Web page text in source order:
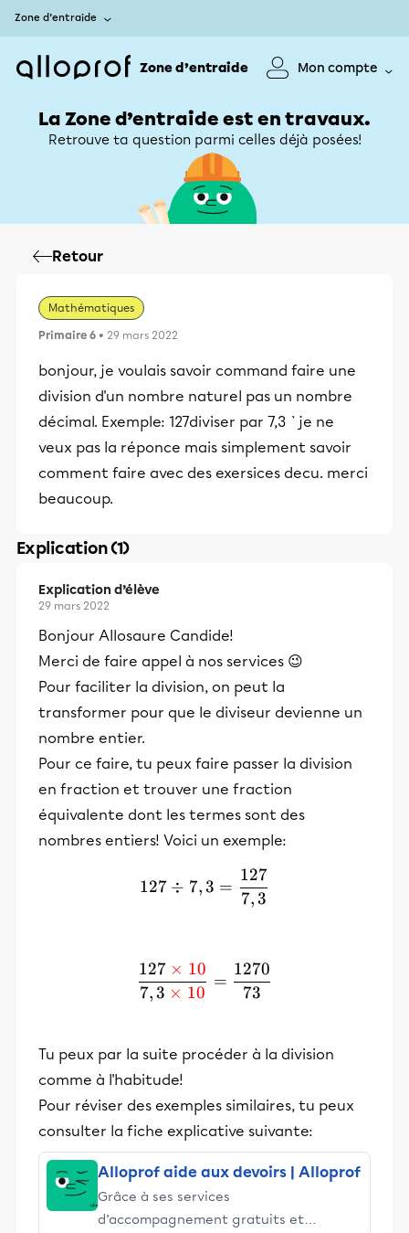
Zone d’entraide
Zone d’entraide Mon compte
La Zone d’entraide est en travaux.
Retrouve ta question parmi celles déjà posées!
Retour
Mathématiques
Primaire 6 • 29 mars 2022
bonjour, je voulais savoir command faire une
division d'un nombre naturel pas un nombre
décimal. Exemple: 127diviser par 7,3 `je ne
veux pas la réponce mais simplement savoir
comment faire avec des exersices decu. merci
beaucoup.
Explication (1)
Explication d’élève
29 mars 2022
Bonjour Allosaure Candide!
Merci de faire appel à nos services 😉
Pour faciliter la division, on peut la
transformer pour que le diviseur devienne un
nombre entier.
Pour ce faire, tu peux faire passer la division
en fraction et trouver une fraction
équivalente dont les termes sont des
nombres entiers! Voici un exemple:
127 \div 7,3 =
127 ÷ 7,3 =
7,3
127
\frac{127
7,3 × 10
127 × 10
=
73
1270
Tu peux par la suite procéder à la division
comme à l'habitude!
Pour réviser des exemples similaires, tu peux
consulter la fiche explicative suivante:
Alloprof aide aux devoirs | Alloprof
Grâce à ses services
d’accompagnement gratuits et